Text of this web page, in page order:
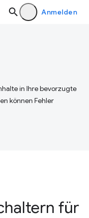
Anmelden
in Ihre bevorzugte
können Fehler
für